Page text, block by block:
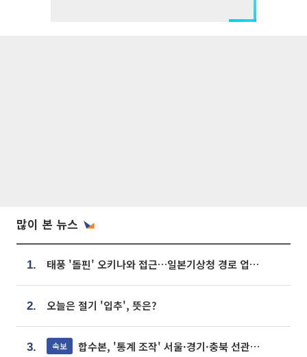
많이 본 뉴스
1. 태풍 '돌핀' 오키나와 접근…일본기상청 경로 업데이트
2. 오늘은 절기 '입추', 뜻은?
3. 속보 합수본, '통계 조작' 서울·경기·충북 선관위 등 추가 압수수색